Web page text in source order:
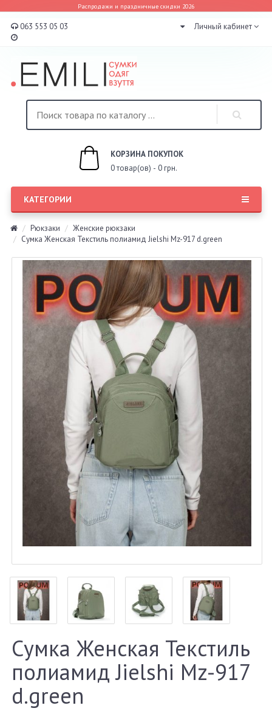
Распродажи и праздничные скидки 2026
063 553 05 03 Личный кабинет
КОРЗИНА ПОКУПОК
0 товар(ов) - 0 грн.
КАТЕГОРИИ
Рюкзаки
Женские рюкзаки
Сумка Женская Текстиль полиамид Jielshi Mz-917 d.green
Сумка Женская Текстиль
полиамид Jielshi Mz-917
d.green